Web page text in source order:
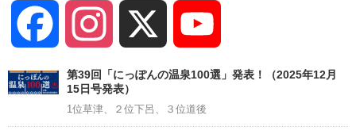
Facebook Instagram
Channel
第39回「にっぽんの温泉100選」発表！（2025年12月
15日号発表）
1位草津、２位下呂、３位道後